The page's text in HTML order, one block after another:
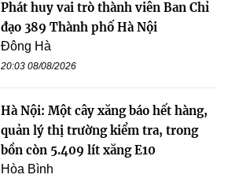
Phát huy vai trò thành viên Ban Chỉ
đạo 389 Thành phố Hà Nội
Đông Hà
20:03 08/08/2026
Hà Nội: Một cây xăng báo hết hàng,
quản lý thị trường kiểm tra, trong
bồn còn 5.409 lít xăng E10
Hòa Bình